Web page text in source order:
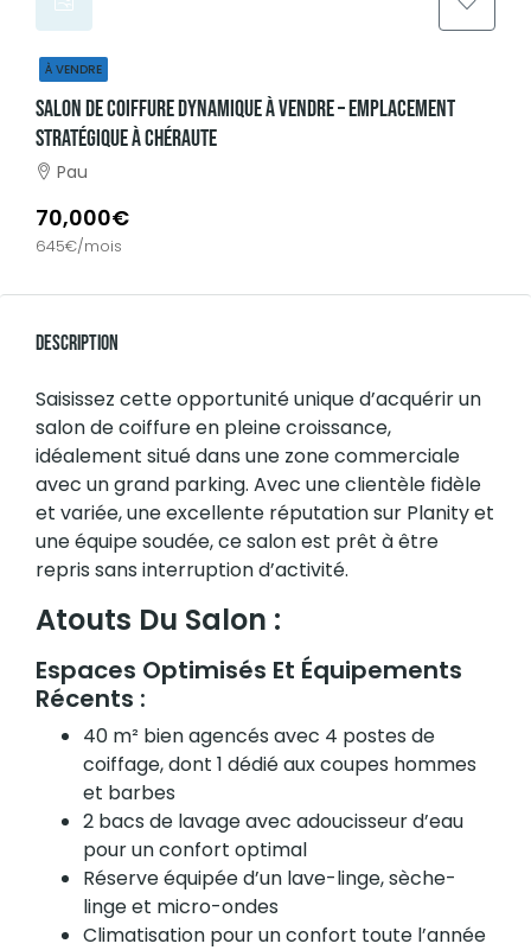
À VENDRE
Salon De Coiffure Dynamique À Vendre – Emplacement
Stratégique À Chéraute
Pau
70,000€
645€/mois
Description
Saisissez cette opportunité unique d’acquérir un
salon de coiffure en pleine croissance,
idéalement situé dans une zone commerciale
avec un grand parking. Avec une clientèle fidèle
et variée, une excellente réputation sur Planity et
une équipe soudée, ce salon est prêt à être
repris sans interruption d’activité.
Atouts Du Salon :
Espaces Optimisés Et Équipements
Récents :
40 m² bien agencés avec 4 postes de
coiffage, dont 1 dédié aux coupes hommes
et barbes
2 bacs de lavage avec adoucisseur d’eau
pour un confort optimal
Réserve équipée d’un lave-linge, sèche-
linge et micro-ondes
Climatisation pour un confort toute l’année